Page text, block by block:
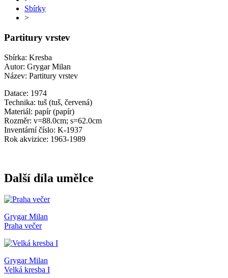
Sbírky
>
Partitury vrstev
Sbírka: Kresba
Autor: Grygar Milan
Název: Partitury vrstev
Datace: 1974
Technika: tuš (tuš, červená)
Materiál: papír (papír)
Rozměr: v=88.0cm; s=62.0cm
Inventární číslo: K-1937
Rok akvizice: 1963-1989
Další díla umělce
Grygar Milan
Praha večer
Grygar Milan
Velká kresba I